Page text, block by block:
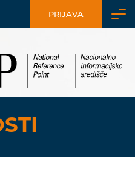
PRIJAVA